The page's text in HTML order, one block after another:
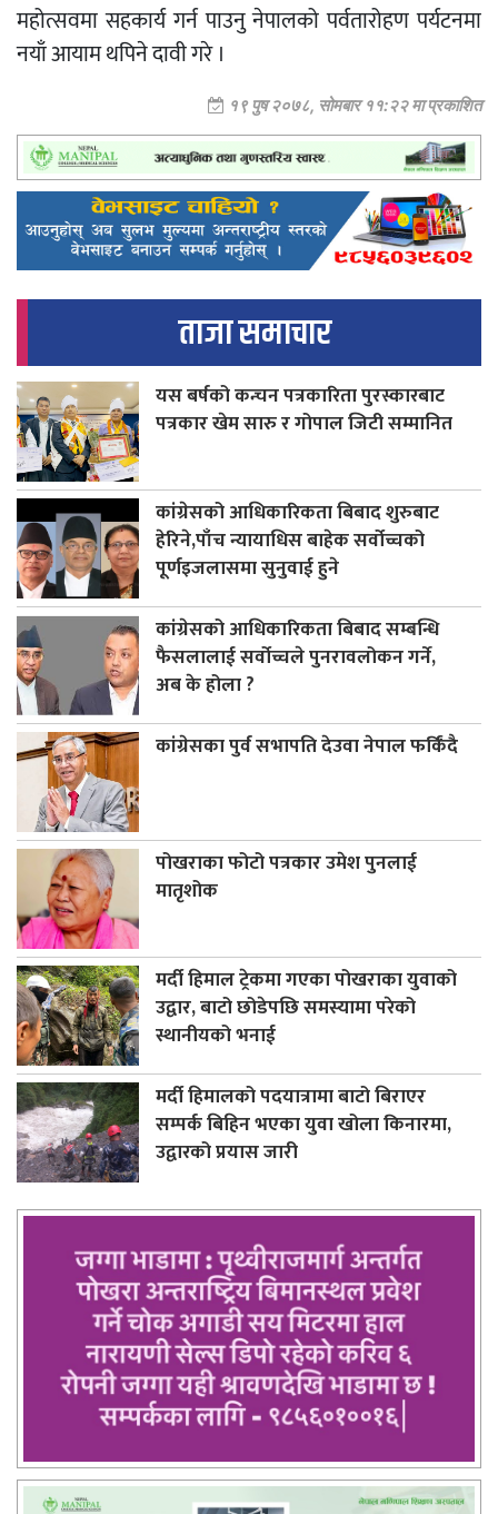
महोत्सवमा सहकार्य गर्न पाउनु नेपालको पर्वतारोहण पर्यटनमा
नयाँ आयाम थपिने दावी गरे ।
१९ पुष २०७८, सोमबार ११:२२ मा प्रकाशित
ताजा समाचार
यस बर्षको कन्चन पत्रकारिता पुरस्कारबाट
पत्रकार खेम सारु र गोपाल जिटी सम्मानित
कांग्रेसको आधिकारिकता बिबाद शुरुबाट
हेरिने,पाँच न्यायाधिस बाहेक सर्वोच्चको
पूर्णइजलासमा सुनुवाई हुने
कांग्रेसको आधिकारिकता बिबाद सम्बन्धि
फैसलालाई सर्वोच्चले पुनरावलोकन गर्ने,
अब के होला ?
कांग्रेसका पुर्व सभापति देउवा नेपाल फर्किंदै
पोखराका फोटो पत्रकार उमेश पुनलाई
मातृशोक
मर्दी हिमाल ट्रेकमा गएका पोखराका युवाको
उद्वार, बाटो छोडेपछि समस्यामा परेको
स्थानीयको भनाई
मर्दी हिमालको पदयात्रामा बाटो बिराएर
सम्पर्क बिहिन भएका युवा खोला किनारमा,
उद्वारको प्रयास जारी